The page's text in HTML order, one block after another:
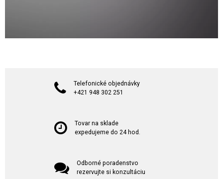
Telefonické objednávky
+421 948 302 251
Tovar na sklade
expedujeme do 24 hod.
Odborné poradenstvo
rezervujte si konzultáciu